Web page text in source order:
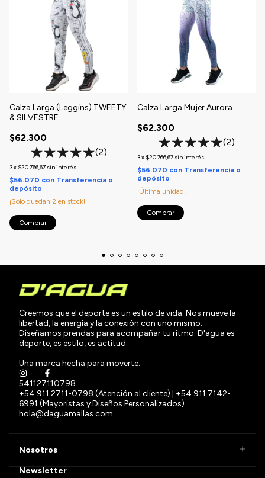
Calza Larga (Leggins) TWEETY
& SILVESTRE
$62.300
(2)
3x $20.766,67 sin interés
$56.070 con Transferencia o
depósito
¡Solo quedan 2 en stock!
Comprar
Calza Larga Mujer Aurora
$62.300
(2)
3x $20.766,67 sin interés
$56.070 con Transferencia o
depósito
¡Última unidad!
Comprar
Creemos que el deporte es un estilo de vida. Nos mueve la
libertad, la energía y la conexión con uno mismo.
Diseñamos prendas para acompañar tu ritmo. D'agua es
deporte, es estilo, es actitud.
Una marca hecha para moverte.
541127110798
+54 911 2711-0798 (Atención al cliente) | +54 911 7142-
6991 (Mayoristas y Diseños Personalizados)
hola@daguamallas.com
Nosotros
Newsletter